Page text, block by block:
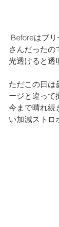
さんだったの
光透けると透
ただこの日は
ージと違って
今まで晴れ続
い加減ストロ